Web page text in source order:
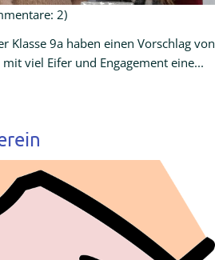
2)
Klasse 9a haben einen Vorschlag von
viel Eifer und Engagement eine...